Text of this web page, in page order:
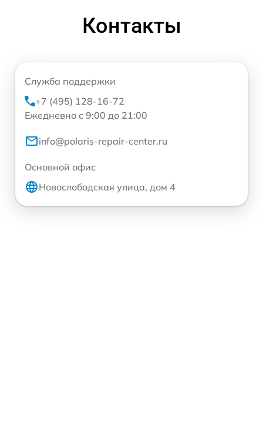
Контакты
Служба поддержки
+7 (495) 128-16-72
Ежедневно с 9:00 до 21:00
info@polaris-repair-center.ru
Основной офис
Новослободская улица, дом 4